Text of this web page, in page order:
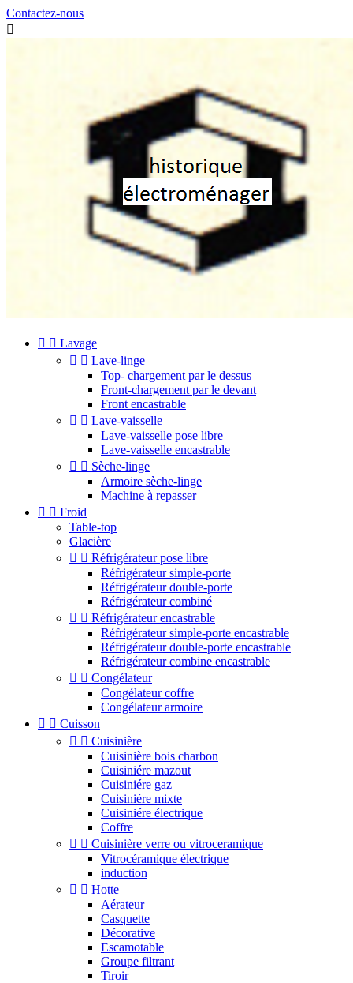
Contactez-nous

  Lavage
  Lave-linge
Top- chargement par le dessus
Front-chargement par le devant
Front encastrable
  Lave-vaisselle
Lave-vaisselle pose libre
Lave-vaisselle encastrable
  Sèche-linge
Armoire sèche-linge
Machine à repasser
  Froid
Table-top
Glacière
  Réfrigérateur pose libre
Réfrigérateur simple-porte
Réfrigérateur double-porte
Réfrigérateur combiné
  Réfrigérateur encastrable
Réfrigérateur simple-porte encastrable
Réfrigérateur double-porte encastrable
Réfrigérateur combine encastrable
  Congélateur
Congélateur coffre
Congélateur armoire
  Cuisson
  Cuisinière
Cuisinière bois charbon
Cuisiniére mazout
Cuisiniére gaz
Cuisiniére mixte
Cuisiniére électrique
Coffre
  Cuisinière verre ou vitroceramique
Vitrocéramique électrique
induction
  Hotte
Aérateur
Casquette
Décorative
Escamotable
Groupe filtrant
Tiroir